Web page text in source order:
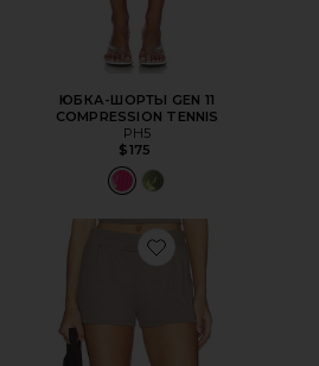
ЮБКА-ШОРТЫ GEN 11
COMPRESSION TENNIS
PH5
$175
Favorite СВОБОДНЫЕ